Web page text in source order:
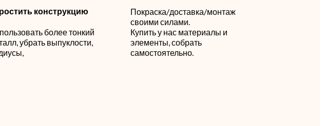
конструкцию
более тонкий
убрать выпуклости,
Покраска/доставка/монтаж
своими силами.
Купить у нас материалы и
элементы, собрать
самостоятельно.